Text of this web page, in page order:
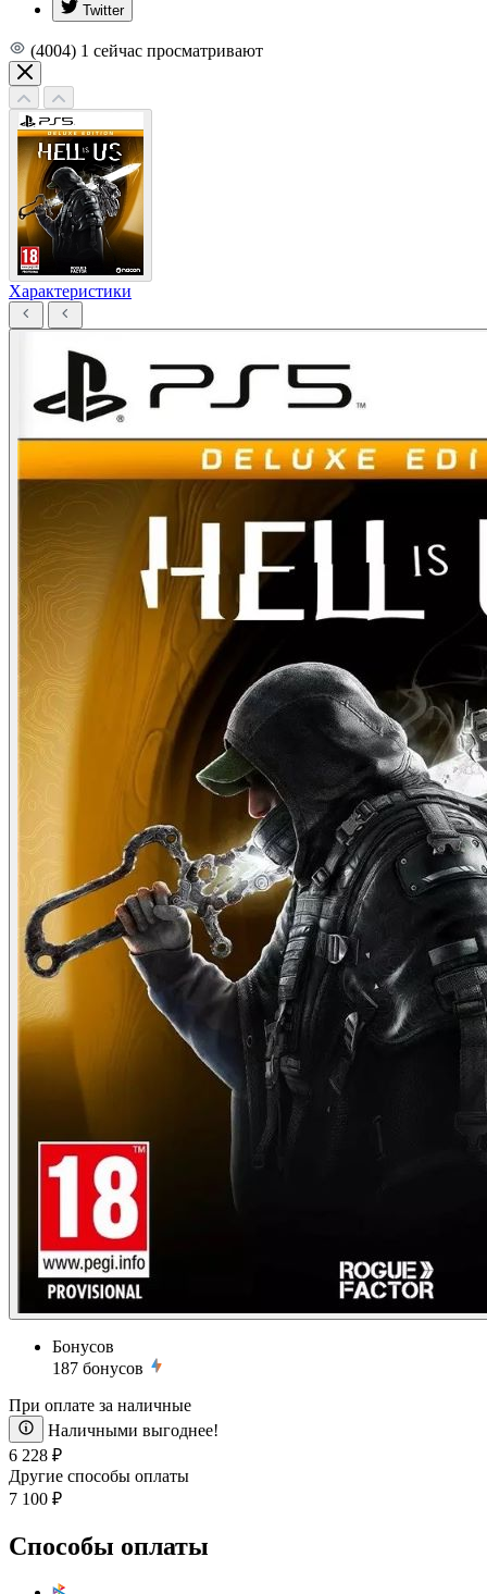
Twitter
(4004) 1 сейчас просматривают
Характеристики
Бонусов
187 бонусов
При оплате за наличные
Наличными выгоднее!
6 228 ₽
Другие способы оплаты
7 100 ₽
Способы оплаты